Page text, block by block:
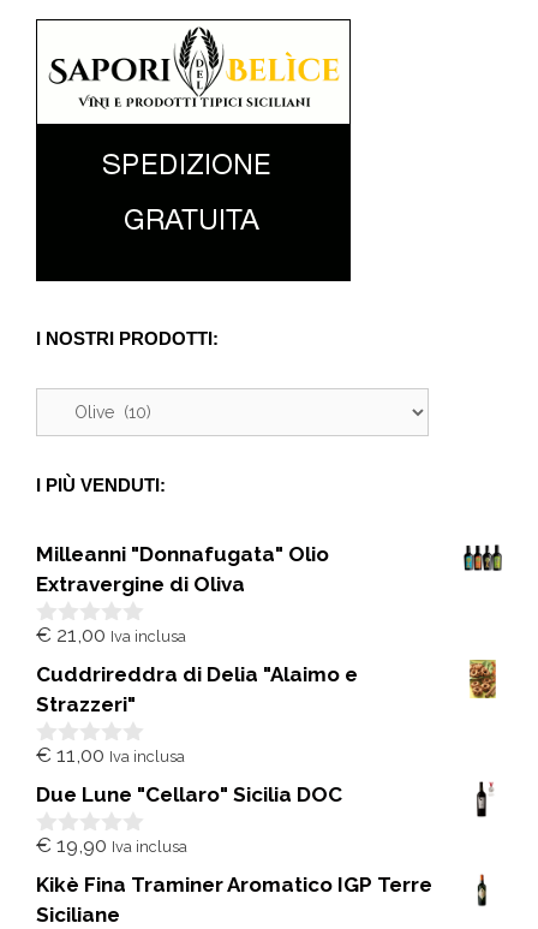
I NOSTRI PRODOTTI:
I PIÙ VENDUTI:
Milleanni "Donnafugata" Olio
Extravergine di Oliva
0
u
5
€ 21,00 Iva inclusa
Cuddrireddra di Delia "Alaimo e
Strazzeri"
0
u
5
€ 11,00 Iva inclusa
Due Lune "Cellaro" Sicilia DOC
0
u
5
€ 19,90 Iva inclusa
Kikè Fina Traminer Aromatico IGP Terre
Siciliane